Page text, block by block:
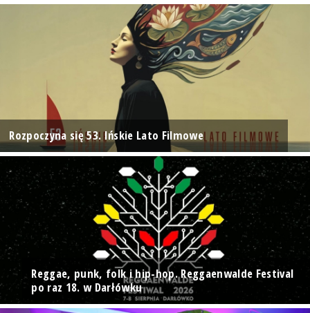
Rozpoczyna się 53. Ińskie Lato Filmowe
Reggae, punk, folk i hip-hop. Reggaenwalde Festival
po raz 18. w Darłówku